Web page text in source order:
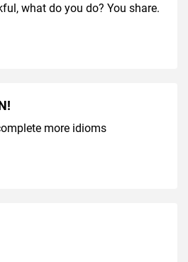
what do you do? You share.
more idioms